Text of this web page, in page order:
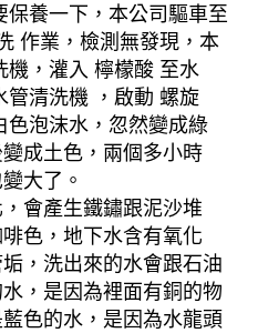
保養一下，本公司驅車至
作業，檢測無發現，本
機，灌入 檸檬酸 至水
管清洗機 ，啟動 螺旋
色泡沫水，忽然變成綠
成土色，兩個多小時
大了。
會產生鐵鏽跟泥沙堆
色，地下水含有氧化
，洗出來的水會跟石油
，是因為裡面有銅的物
色的水，是因為水龍頭